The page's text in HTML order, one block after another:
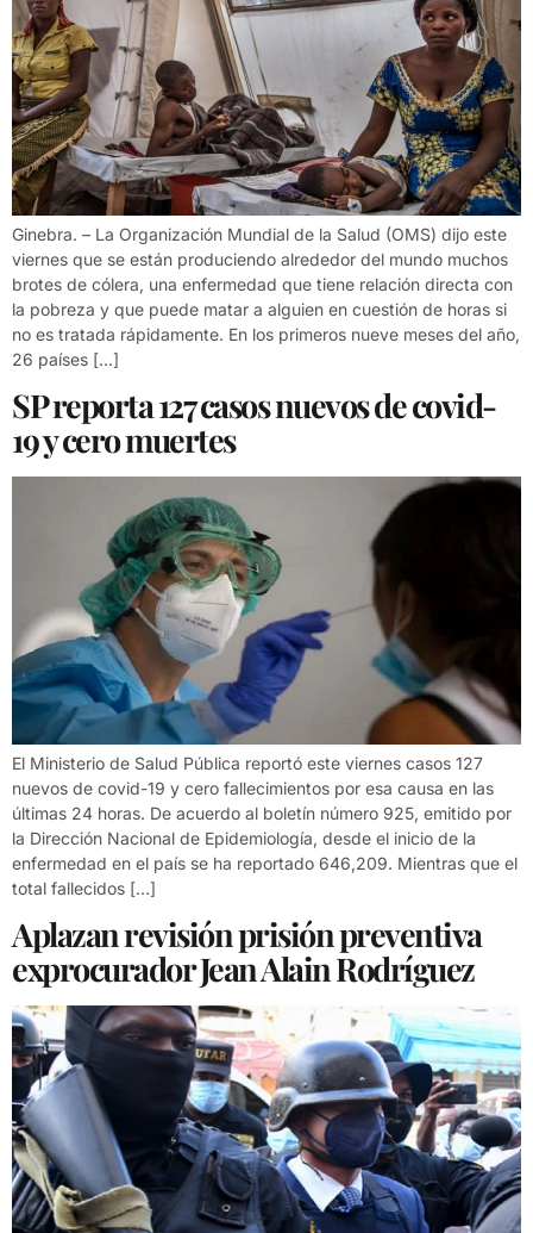
Ginebra. – La Organización Mundial de la Salud (OMS) dijo este
viernes que se están produciendo alrededor del mundo muchos
brotes de cólera, una enfermedad que tiene relación directa con
la pobreza y que puede matar a alguien en cuestión de horas si
no es tratada rápidamente. En los primeros nueve meses del año,
26 países […]
SP reporta 127 casos nuevos de covid-
19 y cero muertes
El Ministerio de Salud Pública reportó este viernes casos 127
nuevos de covid-19 y cero fallecimientos por esa causa en las
últimas 24 horas. De acuerdo al boletín número 925, emitido por
la Dirección Nacional de Epidemiología, desde el inicio de la
enfermedad en el país se ha reportado 646,209. Mientras que el
total fallecidos […]
Aplazan revisión prisión preventiva
exprocurador Jean Alain Rodríguez